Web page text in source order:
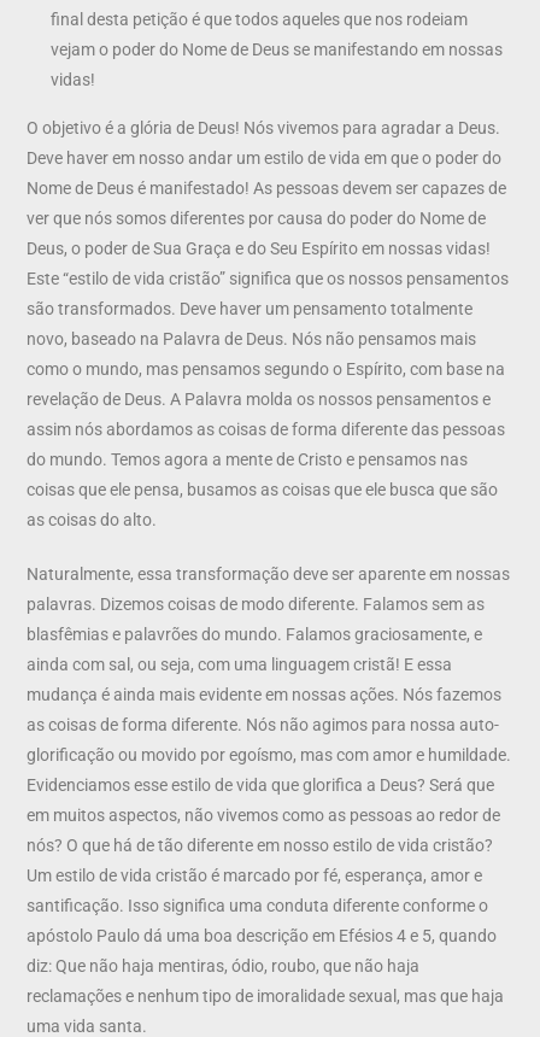
final desta petição é que todos aqueles que nos rodeiam
vejam o poder do Nome de Deus se manifestando em nossas
vidas!
O objetivo é a glória de Deus! Nós vivemos para agradar a Deus.
Deve haver em nosso andar um estilo de vida em que o poder do
Nome de Deus é manifestado! As pessoas devem ser capazes de
ver que nós somos diferentes por causa do poder do Nome de
Deus, o poder de Sua Graça e do Seu Espírito em nossas vidas!
Este “estilo de vida cristão” significa que os nossos pensamentos
são transformados. Deve haver um pensamento totalmente
novo, baseado na Palavra de Deus. Nós não pensamos mais
como o mundo, mas pensamos segundo o Espírito, com base na
revelação de Deus. A Palavra molda os nossos pensamentos e
assim nós abordamos as coisas de forma diferente das pessoas
do mundo. Temos agora a mente de Cristo e pensamos nas
coisas que ele pensa, busamos as coisas que ele busca que são
as coisas do alto.
Naturalmente, essa transformação deve ser aparente em nossas
palavras. Dizemos coisas de modo diferente. Falamos sem as
blasfêmias e palavrões do mundo. Falamos graciosamente, e
ainda com sal, ou seja, com uma linguagem cristã! E essa
mudança é ainda mais evidente em nossas ações. Nós fazemos
as coisas de forma diferente. Nós não agimos para nossa auto-
glorificação ou movido por egoísmo, mas com amor e humildade.
Evidenciamos esse estilo de vida que glorifica a Deus? Será que
em muitos aspectos, não vivemos como as pessoas ao redor de
nós? O que há de tão diferente em nosso estilo de vida cristão?
Um estilo de vida cristão é marcado por fé, esperança, amor e
santificação. Isso significa uma conduta diferente conforme o
apóstolo Paulo dá uma boa descrição em Efésios 4 e 5, quando
diz: Que não haja mentiras, ódio, roubo, que não haja
reclamações e nenhum tipo de imoralidade sexual, mas que haja
uma vida santa.